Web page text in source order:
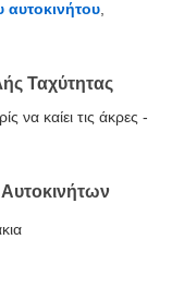
Ταχύτητας
να καίει τις άκρες -
Αυτοκινήτων